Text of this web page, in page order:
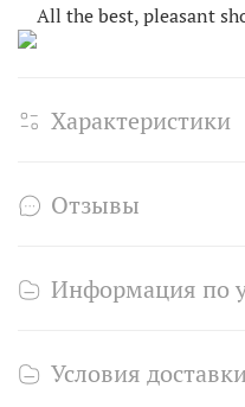
All the best, pleasant
Характеристики
Отзывы
Информация по
Условия